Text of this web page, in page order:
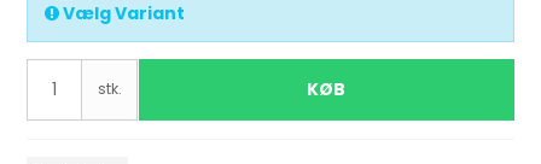
Vælg Variant
stk. KØB